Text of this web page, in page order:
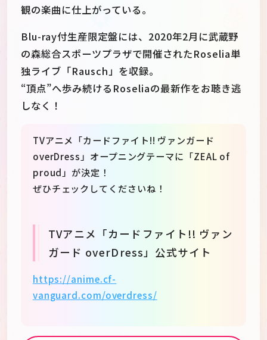
観の楽曲に仕上がっている。
Blu-ray付生産限定盤には、2020年2月に武蔵野
の森総合スポーツプラザで開催されたRoselia単
独ライブ「Rausch」を収録。
“頂点”へ歩み続けるRoseliaの最新作をお聴き逃
しなく！
TVアニメ「カードファイト!! ヴァンガード
overDress」オープニングテーマに「ZEAL of
proud」が決定！
ぜひチェックしてくださいね！
TVアニメ「カードファイト!! ヴァン
ガード overDress」公式サイト
https://anime.cf-
vanguard.com/overdress/